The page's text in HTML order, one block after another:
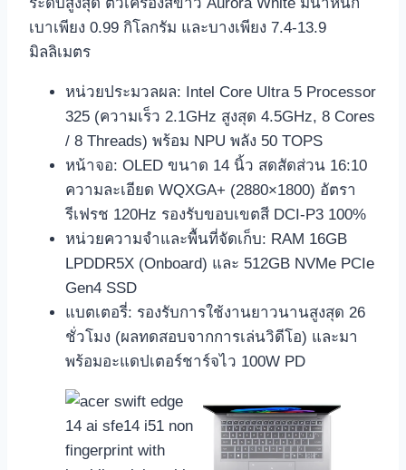
เบาเพียง 0.99 กิโลกรัม และบางเพียง 7.4-13.9
มิลลิเมตร
หน่วยประมวลผล: Intel Core Ultra 5 Processor
325 (ความเร็ว 2.1GHz สูงสุด 4.5GHz, 8 Cores
/ 8 Threads) พร้อม NPU พลัง 50 TOPS
หน้าจอ: OLED ขนาด 14 นิ้ว สดสัดส่วน 16:10
ความละเอียด WQXGA+ (2880×1800) อัตรา
รีเฟรช 120Hz รองรับขอบเขตสี DCI-P3 100%
หน่วยความจำและพื้นที่จัดเก็บ: RAM 16GB
LPDDR5X (Onboard) และ 512GB NVMe PCIe
Gen4 SSD
แบตเตอรี่: รองรับการใช้งานยาวนานสูงสุด 26
ชั่วโมง (ผลทดสอบจากการเล่นวิดีโอ) และมา
พร้อมอะแดปเตอร์ชาร์จไว 100W PD